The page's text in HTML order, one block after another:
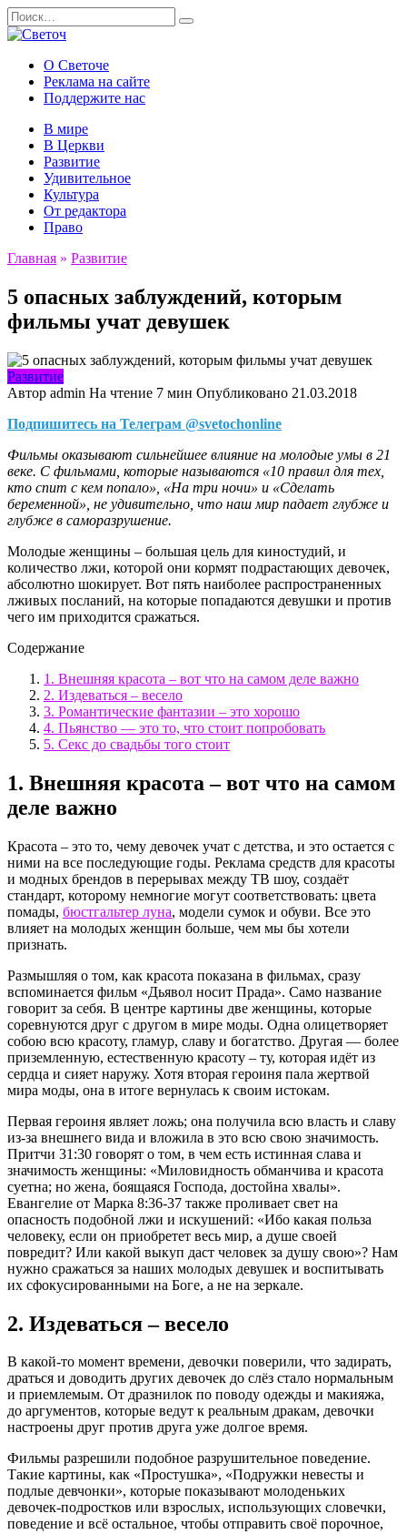
Перейти
к
Search
for:
О Светоче
Реклама на сайте
Поддержите нас
В мире
В Церкви
Развитие
Удивительное
Культура
От редактора
Право
Главная » Развитие
5 опасных заблуждений, которым
фильмы учат девушек
Развитие
Автор admin На чтение 7 мин Опубликовано 21.03.2018
Подпишитесь на Телеграм @svetochonline
Фильмы оказывают сильнейшее влияние на молодые умы в 21
веке. С фильмами, которые называются «10 правил для тех,
кто спит с кем попало», «На три ночи» и «Сделать
беременной», не удивительно, что наш мир падает глубже и
глубже в саморазрушение.
Молодые женщины – большая цель для киностудий, и
количество лжи, которой они кормят подрастающих девочек,
абсолютно шокирует. Вот пять наиболее распространенных
лживых посланий, на которые попадаются девушки и против
чего им приходится сражаться.
Содержание
1. Внешняя красота – вот что на самом деле важно
2. Издеваться – весело
3. Романтические фантазии – это хорошо
4. Пьянство — это то, что стоит попробовать
5. Секс до свадьбы того стоит
1. Внешняя красота – вот что на самом
деле важно
Красота – это то, чему девочек учат с детства, и это остается с
ними на все последующие годы. Реклама средств для красоты
и модных брендов в перерывах между ТВ шоу, создаёт
стандарт, которому немногие могут соответствовать: цвета
помады, бюстгальтер луна, модели сумок и обуви. Все это
влияет на молодых женщин больше, чем мы бы хотели
признать.
Размышляя о том, как красота показана в фильмах, сразу
вспоминается фильм «Дьявол носит Прада». Само название
говорит за себя. В центре картины две женщины, которые
соревнуются друг с другом в мире моды. Одна олицетворяет
собою всю красоту, гламур, славу и богатство. Другая — более
приземленную, естественную красоту – ту, которая идёт из
сердца и сияет наружу. Хотя вторая героиня пала жертвой
мира моды, она в итоге вернулась к своим истокам.
Первая героиня являет ложь; она получила всю власть и славу
из-за внешнего вида и вложила в это всю свою значимость.
Притчи 31:30 говорят о том, в чем есть истинная слава и
значимость женщины: «Миловидность обманчива и красота
суетна; но жена, боящаяся Господа, достойна хвалы».
Евангелие от Марка 8:36-37 также проливает свет на
опасность подобной лжи и искушений: «Ибо какая польза
человеку, если он приобретет весь мир, а душе своей
повредит? Или какой выкуп даст человек за душу свою»? Нам
нужно сражаться за наших молодых девушек и воспитывать
их сфокусированными на Боге, а не на зеркале.
2. Издеваться – весело
В какой-то момент времени, девочки поверили, что задирать,
драться и доводить других девочек до слёз стало нормальным
и приемлемым. От дразнилок по поводу одежды и макияжа,
до аргументов, которые ведут к реальным дракам, девочки
настроены друг против друга уже долгое время.
Фильмы разрешили подобное разрушительное поведение.
Такие картины, как «Простушка», «Подружки невесты и
подлые девчонки», которые показывают молоденьких
девочек-подростков или взрослых, использующих словечки,
поведение и всё остальное, чтобы отправить своё порочное,